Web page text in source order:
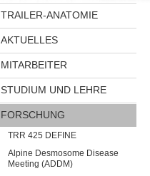
TRAILER-ANATOMIE
AKTUELLES
MITARBEITER
STUDIUM UND LEHRE
FORSCHUNG
TRR 425 DEFINE
Alpine Desmosome Disease
Meeting (ADDM)